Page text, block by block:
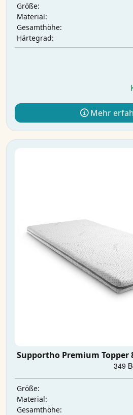
Größe:
Material:
Gesamthöhe:
Härtegrad:
Mehr
Supportho Premium Topper
Größe:
Material:
Gesamthöhe: